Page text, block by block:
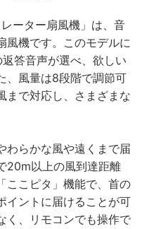
ーター扇風機」は、音
風機です。このモデルに
答音声が選べ、欲しい
、風量は8段階で調節可
まで対応し、さまざまな
わらかな風や遠くまで届
20m以上の風到達距離
ここピタ」機能で、首の
イントに届けることが可
く、リモコンでも操作で